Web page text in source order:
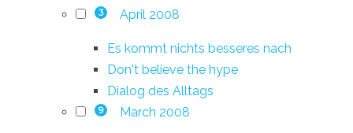
3 April 2008
Es kommt nichts besseres nach
Don't believe the hype
Dialog des Alltags
9 March 2008